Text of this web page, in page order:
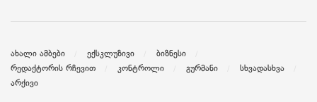
ახალი ამბები ექსკლუზივი
ბიზნესი
რედაქტორის რჩევით
კონტროლი გურმანი
სხვადასხვა
არქივი